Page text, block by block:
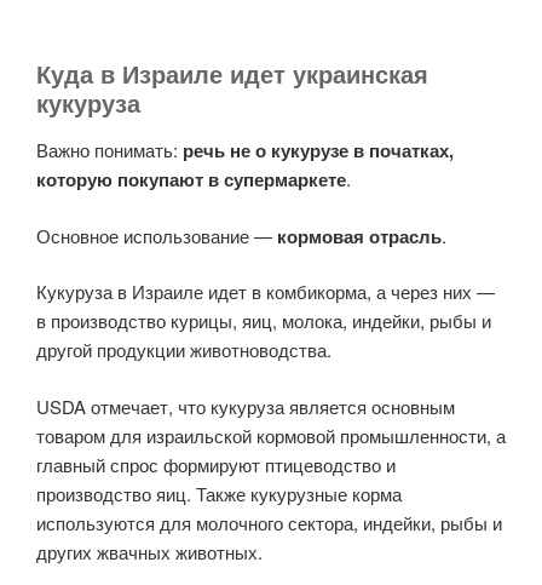
Куда в Израиле идет украинская
кукуруза
Важно понимать: речь не о кукурузе в початках,
которую покупают в супермаркете.
Основное использование — кормовая отрасль.
Кукуруза в Израиле идет в комбикорма, а через них —
в производство курицы, яиц, молока, индейки, рыбы и
другой продукции животноводства.
USDA отмечает, что кукуруза является основным
товаром для израильской кормовой промышленности, а
главный спрос формируют птицеводство и
производство яиц. Также кукурузные корма
используются для молочного сектора, индейки, рыбы и
других жвачных животных.